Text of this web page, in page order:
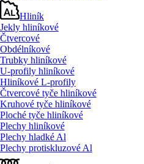
Hliník
Jekly hliníkové
Čtvercové
Obdélníkové
Trubky hliníkové
U-profily hliníkové
Hliníkové L-profily
Čtvercové tyče hliníkové
Kruhové tyče hliníkové
Ploché tyče hliníkové
Plechy hliníkové
Plechy hladké Al
Plechy protiskluzové Al